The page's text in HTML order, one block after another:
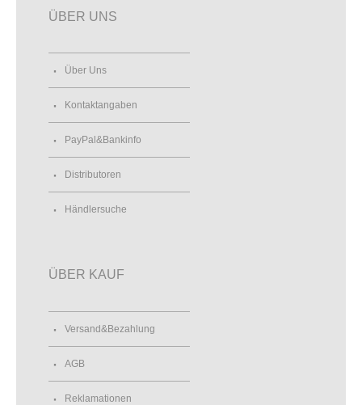
ÜBER UNS
Über Uns
Kontaktangaben
PayPal&Bankinfo
Distributoren
Händlersuche
ÜBER KAUF
Versand&Bezahlung
AGB
Reklamationen